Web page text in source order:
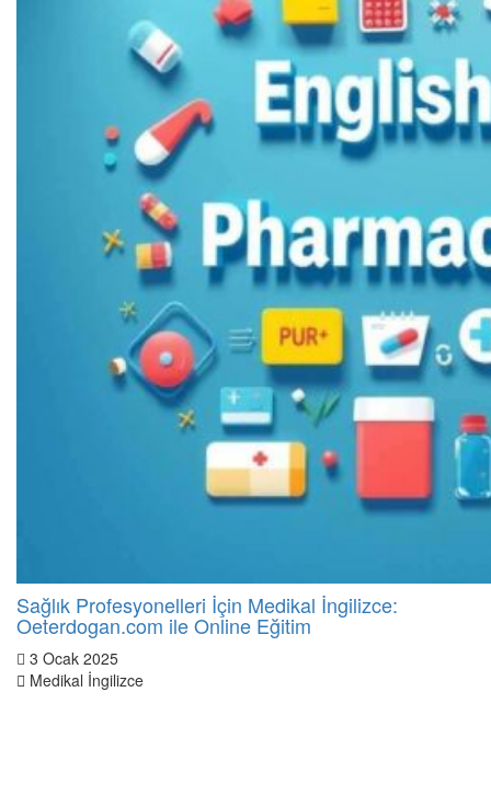
Sağlık Profesyonelleri İçin Medikal İngilizce:
Oeterdogan.com ile Online Eğitim
3 Ocak 2025
Medikal İngilizce